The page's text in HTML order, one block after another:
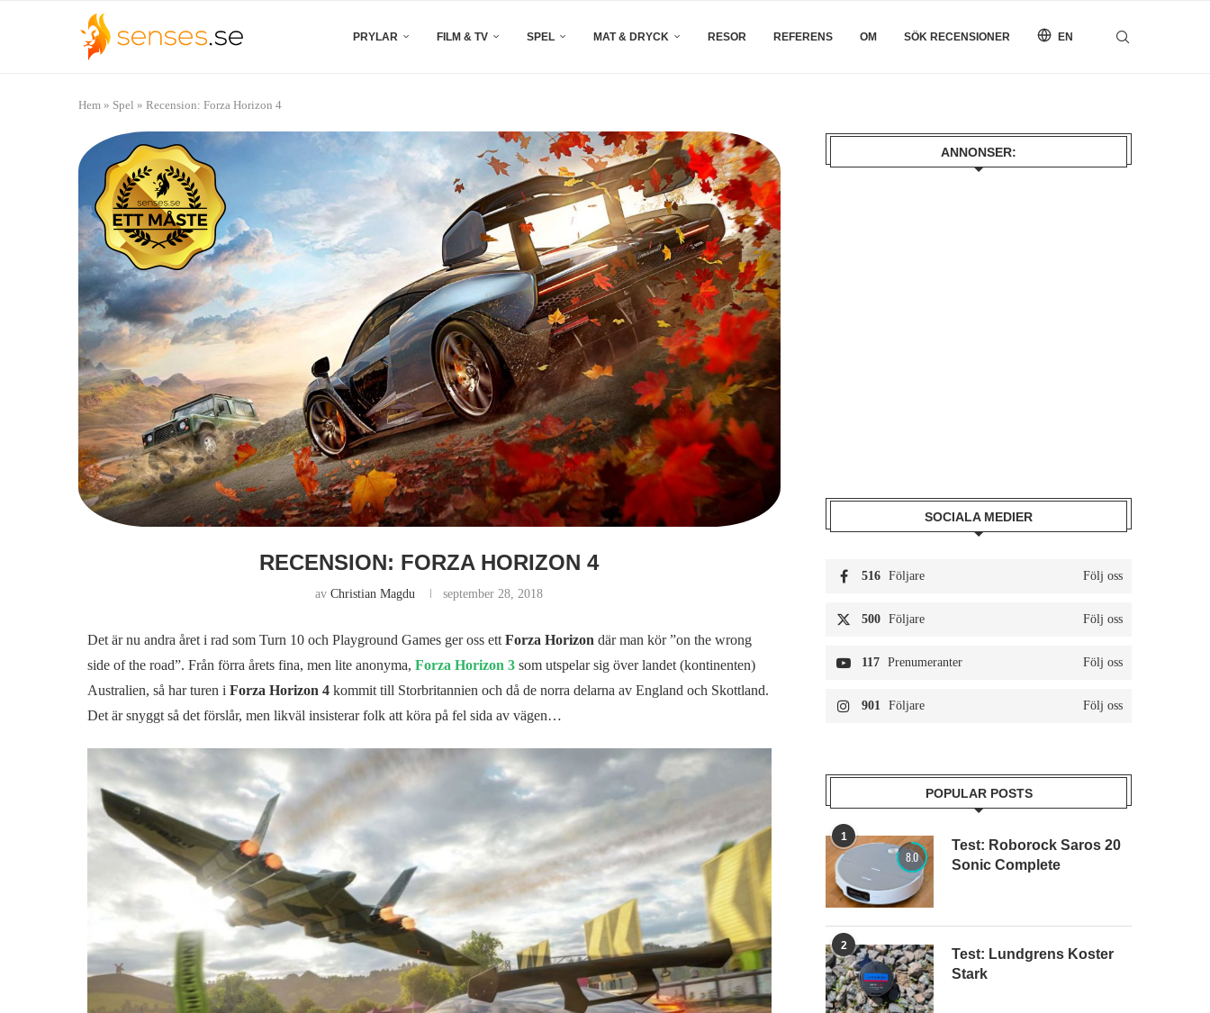
PRYLAR FILM & TV SPEL MAT & DRYCK RESOR REFERENS OM SÖK RECENSIONER EN
Hem » Spel » Recension: Forza Horizon 4
RECENSION: FORZA HORIZON 4
avChristian Magdu september 28, 2018
Det är nu andra året i rad som Turn 10 och Playground Games ger oss ett Forza Horizon där man kör ”on the wrong
side of the road”. Från förra årets fina, men lite anonyma, Forza Horizon 3som utspelar sig över landet (kontinenten)
Australien, så har turen i Forza Horizon 4kommit till Storbritannien och då de norra delarna av England och Skottland.
Det är snyggt så det förslår, men likväl insisterar folk att köra på fel sida av vägen…
ANNONSER:
SOCIALA MEDIER
516 Följare Följ oss
500 Följare Följ oss
117 Prenumeranter Följ oss
901 Följare Följ oss
POPULAR POSTS
1
8.0
Test: Roborock Saros 20
Sonic Complete
2
Test: Lundgrens Koster
Stark